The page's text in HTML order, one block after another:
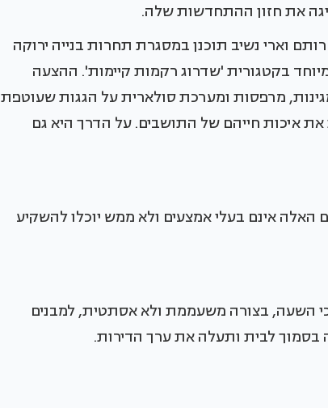
את חזון ההתחדשות שלה.
וארי נשיב תוכנן במסגרת תחרות בנייה ירוקה
בקטגורית 'שדרוג רקמות קיימות'. ההצעה
מרפסות ומערכת סולארית על הגגות שעוטפת
איכות חייהם של התושבים. על הדרך היא גם
אינם בעלי אמצעים ולא ממש יוכלו להשקיע
השעה, בצורה משעממת ולא אסתטית, למבנים
בסמוך לבית ותעלה את ערך הדירות.